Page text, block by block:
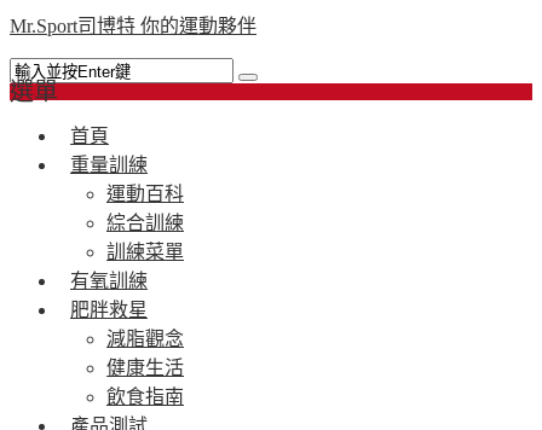
Mr.Sport司博特 你的運動夥伴
選單
首頁
重量訓練
運動百科
綜合訓練
訓練菜單
有氧訓練
肥胖救星
減脂觀念
健康生活
飲食指南
產品測試